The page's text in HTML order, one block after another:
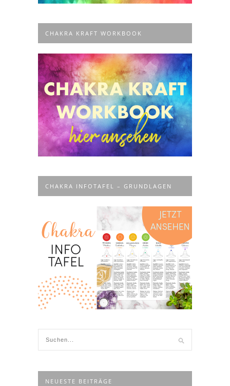
CHAKRA KRAFT WORKBOOK
CHAKRA INFOTAFEL – GRUNDLAGEN
NEUESTE BEITRÄGE